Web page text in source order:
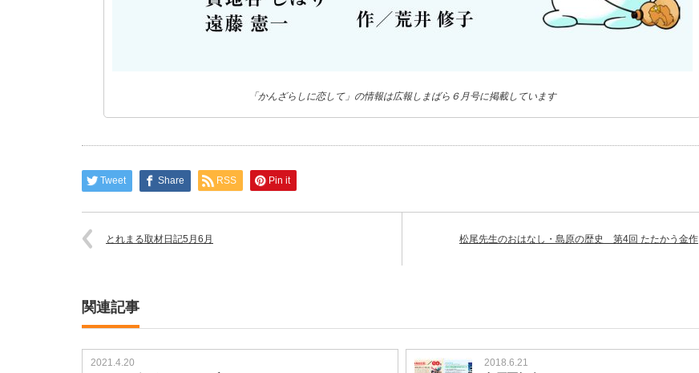
「かんざらしに恋して」の情報は広報しまばら６月号に掲載しています
Tweet Share RSS Pin it
とれまる取材日記5月6月 松尾先生のおはなし・島原の歴史 第4回 たたかう金作
関連記事
2021.4.20 2018.6.21